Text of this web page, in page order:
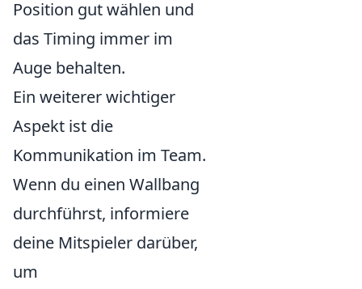
Position gut wählen und
das Timing immer im
Auge behalten.
Ein weiterer wichtiger
Aspekt ist die
Kommunikation im Team.
Wenn du einen Wallbang
durchführst, informiere
deine Mitspieler darüber,
um